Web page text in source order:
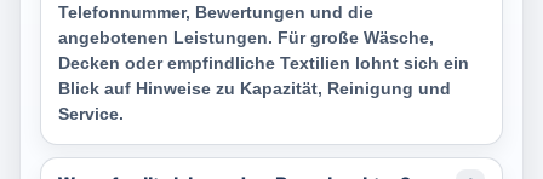
Telefonnummer, Bewertungen und die
angebotenen Leistungen. Für große Wäsche,
Decken oder empfindliche Textilien lohnt sich ein
Blick auf Hinweise zu Kapazität, Reinigung und
Service.